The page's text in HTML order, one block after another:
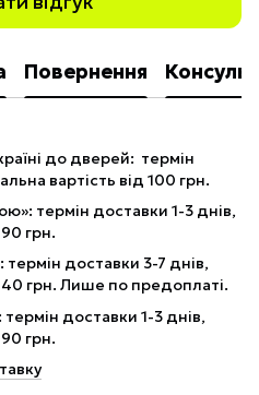
Повернення
до дверей: термін
вартість від 100 грн.
термін доставки 1-3 днів,
грн.
доставки 3-7 днів,
40 грн. Лише по предоплаті.
доставки 1-3 днів,
грн.